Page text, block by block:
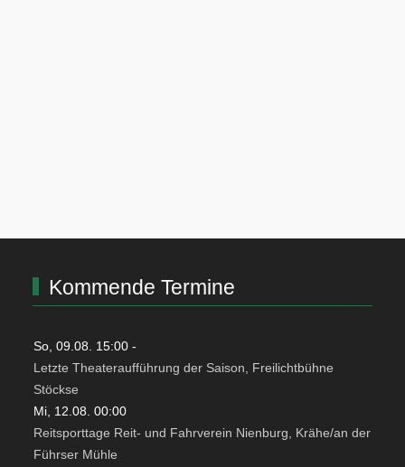
Kommende Termine
So, 09.08. 15:00-
Letzte Theateraufführung der Saison, Freilichtbühne
Stöckse
Mi, 12.08. 00:00
Reitsporttage Reit- und Fahrverein Nienburg, Krähe/an der
Führser Mühle